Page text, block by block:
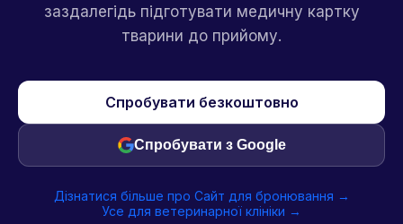
заздалегідь підготувати медичну картку
тварини до прийому.
Спробувати безкоштовно
Спробувати з Google
Дізнатися більше про Сайт для бронювання →
Усе для ветеринарної клініки →